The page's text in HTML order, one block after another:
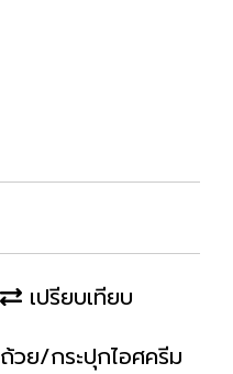
เปรียบเทียบ
ถ้วย/กระปุกไอศครีม